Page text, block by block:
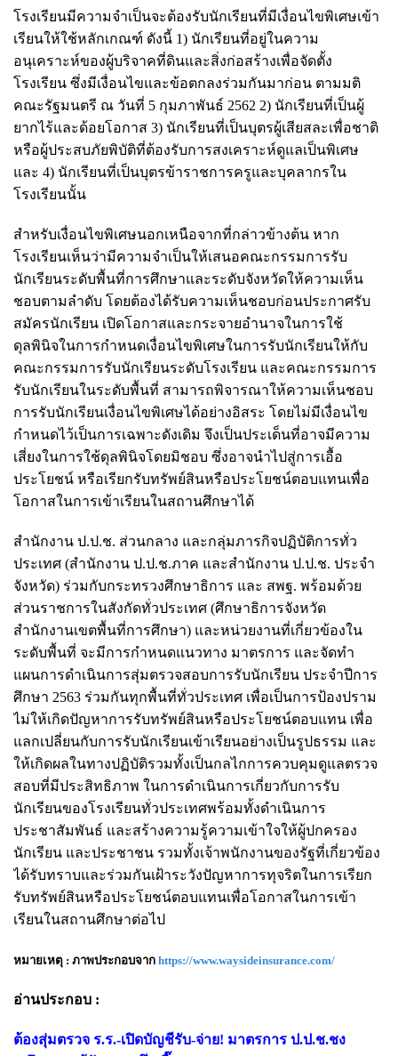
โรงเรียนมีความจำเป็นจะต้องรับนักเรียนที่มีเงื่อนไขพิเศษเข้า
เรียนให้ใช้หลักเกณฑ์ ดังนี้ 1) นักเรียนที่อยู่ในความ
อนุเคราะห์ของผู้บริจาคที่ดินและสิ่งก่อสร้างเพื่อจัดตั้ง
โรงเรียน ซึ่งมีเงื่อนไขและข้อตกลงร่วมกันมาก่อน ตามมติ
คณะรัฐมนตรี ณ วันที่ 5 กุมภาพันธ์ 2562 2) นักเรียนที่เป็นผู้
ยากไร้และด้อยโอกาส 3) นักเรียนที่เป็นบุตรผู้เสียสละเพื่อชาติ
หรือผู้ประสบภัยพิบัติที่ต้องรับการสงเคราะห์ดูแลเป็นพิเศษ
และ 4) นักเรียนที่เป็นบุตรข้าราชการครูและบุคลากรใน
โรงเรียนนั้น
สำหรับเงื่อนไขพิเศษนอกเหนือจากที่กล่าวข้างต้น หาก
โรงเรียนเห็นว่ามีความจำเป็นให้เสนอคณะกรรมการรับ
นักเรียนระดับพื้นที่การศึกษาและระดับจังหวัดให้ความเห็น
ชอบตามลำดับ โดยต้องได้รับความเห็นชอบก่อนประกาศรับ
สมัครนักเรียน เปิดโอกาสและกระจายอำนาจในการใช้
ดุลพินิจในการกำหนดเงื่อนไขพิเศษในการรับนักเรียนให้กับ
คณะกรรมการรับนักเรียนระดับโรงเรียน และคณะกรรมการ
รับนักเรียนในระดับพื้นที่ สามารถพิจารณาให้ความเห็นชอบ
การรับนักเรียนเงื่อนไขพิเศษได้อย่างอิสระ โดยไม่มีเงื่อนไข
กำหนดไว้เป็นการเฉพาะดังเดิม จึงเป็นประเด็นที่อาจมีความ
เสี่ยงในการใช้ดุลพินิจโดยมิชอบ ซึ่งอาจนำไปสู่การเอื้อ
ประโยชน์ หรือเรียกรับทรัพย์สินหรือประโยชน์ตอบแทนเพื่อ
โอกาสในการเข้าเรียนในสถานศึกษาได้
สำนักงาน ป.ป.ช. ส่วนกลาง และกลุ่มภารกิจปฏิบัติการทั่ว
ประเทศ (สำนักงาน ป.ป.ช.ภาค และสำนักงาน ป.ป.ช. ประจำ
จังหวัด) ร่วมกับกระทรวงศึกษาธิการ และ สพฐ. พร้อมด้วย
ส่วนราชการในสังกัดทั่วประเทศ (ศึกษาธิการจังหวัด
สำนักงานเขตพื้นที่การศึกษา) และหน่วยงานที่เกี่ยวข้องใน
ระดับพื้นที่ จะมีการกำหนดแนวทาง มาตรการ และจัดทำ
แผนการดำเนินการสุ่มตรวจสอบการรับนักเรียน ประจำปีการ
ศึกษา 2563 ร่วมกันทุกพื้นที่ทั่วประเทศ เพื่อเป็นการป้องปราม
ไม่ให้เกิดปัญหาการรับทรัพย์สินหรือประโยชน์ตอบแทน เพื่อ
แลกเปลี่ยนกับการรับนักเรียนเข้าเรียนอย่างเป็นรูปธรรม และ
ให้เกิดผลในทางปฏิบัติรวมทั้งเป็นกลไกการควบคุมดูแลตรวจ
สอบที่มีประสิทธิภาพ ในการดำเนินการเกี่ยวกับการรับ
นักเรียนของโรงเรียนทั่วประเทศพร้อมทั้งดำเนินการ
ประชาสัมพันธ์ และสร้างความรู้ความเข้าใจให้ผู้ปกครอง
นักเรียน และประชาชน รวมทั้งเจ้าพนักงานของรัฐที่เกี่ยวข้อง
ได้รับทราบและร่วมกันเฝ้าระวังปัญหาการทุจริตในการเรียก
รับทรัพย์สินหรือประโยชน์ตอบแทนเพื่อโอกาสในการเข้า
เรียนในสถานศึกษาต่อไป
หมายเหตุ : ภาพประกอบจาก https://www.waysideinsurance.com/
อ่านประกอบ :
ต้องสุ่มตรวจ ร.ร.-เปิดบัญชีรับ-จ่าย! มาตรการ ป.ป.ช.ชง